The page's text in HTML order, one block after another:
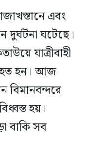
এবং
দুর্ঘটনা ঘটেছে।
যাত্রীবাহী
হন। আজ
বিমানবন্দরে
হয়।
বাকি সব